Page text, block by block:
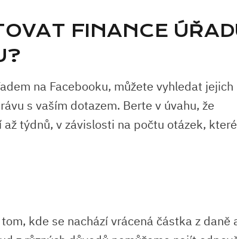
FINANCE
na Facebooku, můžete vyhledat jejich
s vaším dotazem. Berte v úvahu, že
týdnů, v závislosti na počtu otázek, které
kde se nachází vrácená částka z daně